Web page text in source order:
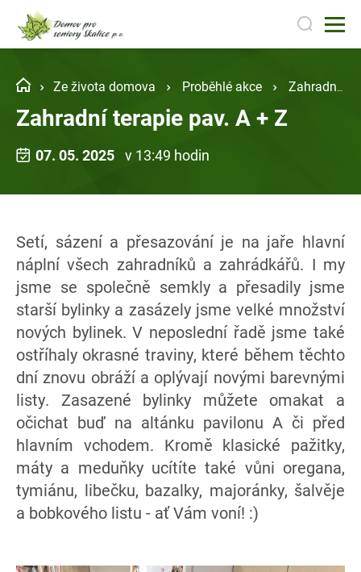
Ze života domova Proběhlé akce Zahradní terapie pav. A + Z
Zahradní terapie pav. A + Z
07. 05. 2025 v 13:49 hodin
Setí, sázení a přesazování je na jaře hlavní
náplní všech zahradníků a zahrádkářů. I my
jsme se společně semkly a přesadily jsme
starší bylinky a zasázely jsme velké množství
nových bylinek. V neposlední řadě jsme také
ostříhaly okrasné traviny, které během těchto
dní znovu obráží a oplývají novými barevnými
listy. Zasazené bylinky můžete omakat a
očichat buď na altánku pavilonu A či před
hlavním vchodem. Kromě klasické pažitky,
máty a meduňky ucítíte také vůni oregana,
tymiánu, libečku, bazalky, majoránky, šalvěje
a bobkového listu - ať Vám voní! :)